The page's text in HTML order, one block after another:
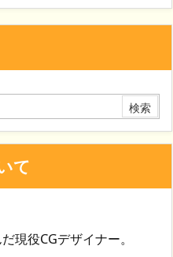
て
現役CGデザイナー。